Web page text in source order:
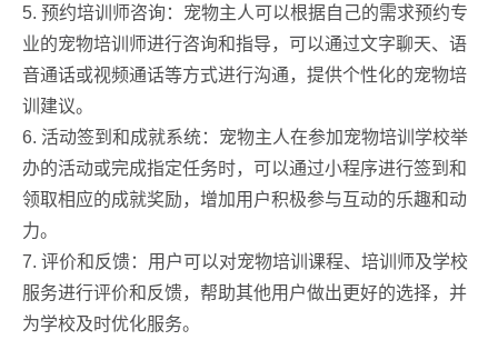
5. 预约培训师咨询：宠物主人可以根据自己的需求预约专
业的宠物培训师进行咨询和指导，可以通过文字聊天、语
音通话或视频通话等方式进行沟通，提供个性化的宠物培
训建议。
6. 活动签到和成就系统：宠物主人在参加宠物培训学校举
办的活动或完成指定任务时，可以通过小程序进行签到和
领取相应的成就奖励，增加用户积极参与互动的乐趣和动
力。
7. 评价和反馈：用户可以对宠物培训课程、培训师及学校
服务进行评价和反馈，帮助其他用户做出更好的选择，并
为学校及时优化服务。